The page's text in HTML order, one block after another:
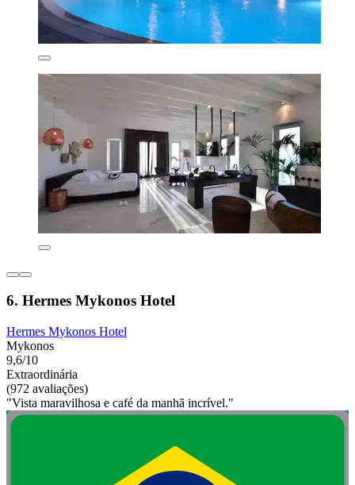
6. Hermes Mykonos Hotel
Hermes Mykonos Hotel
Mykonos
9,6/10
Extraordinária
(972 avaliações)
"Vista maravilhosa e café da manhã incrível."